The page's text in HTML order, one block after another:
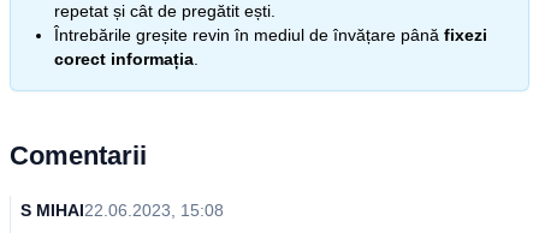
repetat și cât de pregătit ești.
Întrebările greșite revin în mediul de învățare până fixezi
corect informația
Comentarii
S MIHAI22.06.2023, 15:08